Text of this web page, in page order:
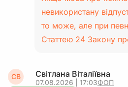
невикористану
то може, але при
Статтею 24 Закону
СВ Світлана Віталіївна
07.08.2026 | 17:03ФОП